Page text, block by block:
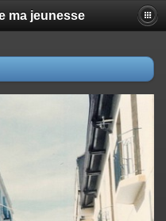
ma jeunesse